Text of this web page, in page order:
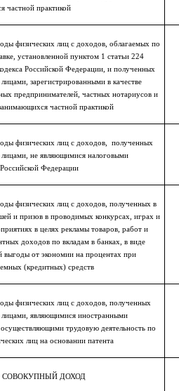
частной практикой
физических лиц с доходов, облагаемых по
установленной пунктом 1 статьи 224
Российской Федерации, и полученных
зарегистрированными в качестве
предпринимателей, частных нотариусов и
частной практикой
физических лиц с доходов,
полученных
лицами, не являющимися налоговыми
Федерации
физических лиц с доходов, полученных в
и призов в проводимых конкурсах, играх и
в целях рекламы товаров, работ и
доходов по вкладам в банках, в виде
выгоды от экономии на процентах при
(кредитных) средств
физических лиц с доходов, полученных
лицами, являющимися иностранными
трудовую деятельность по
лиц на основании патента
СОВОКУПНЫЙ ДОХОД